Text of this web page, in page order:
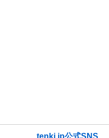
tenki.jp公式SNS